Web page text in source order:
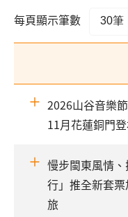
每頁顯示筆數
2026山谷音樂
11月花蓮銅門
慢步閩東風情
行」推全新套
旅